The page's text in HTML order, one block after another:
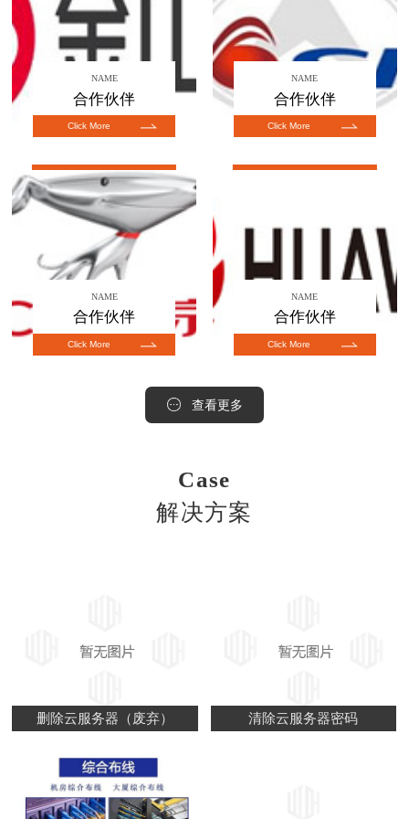
NAME
合作伙伴
Click More
NAME
合作伙伴
Click More
NAME
合作伙伴
Click More
NAME
合作伙伴
Click More
查看更多
Case
解决方案
删除云服务器（废弃） 清除云服务器密码